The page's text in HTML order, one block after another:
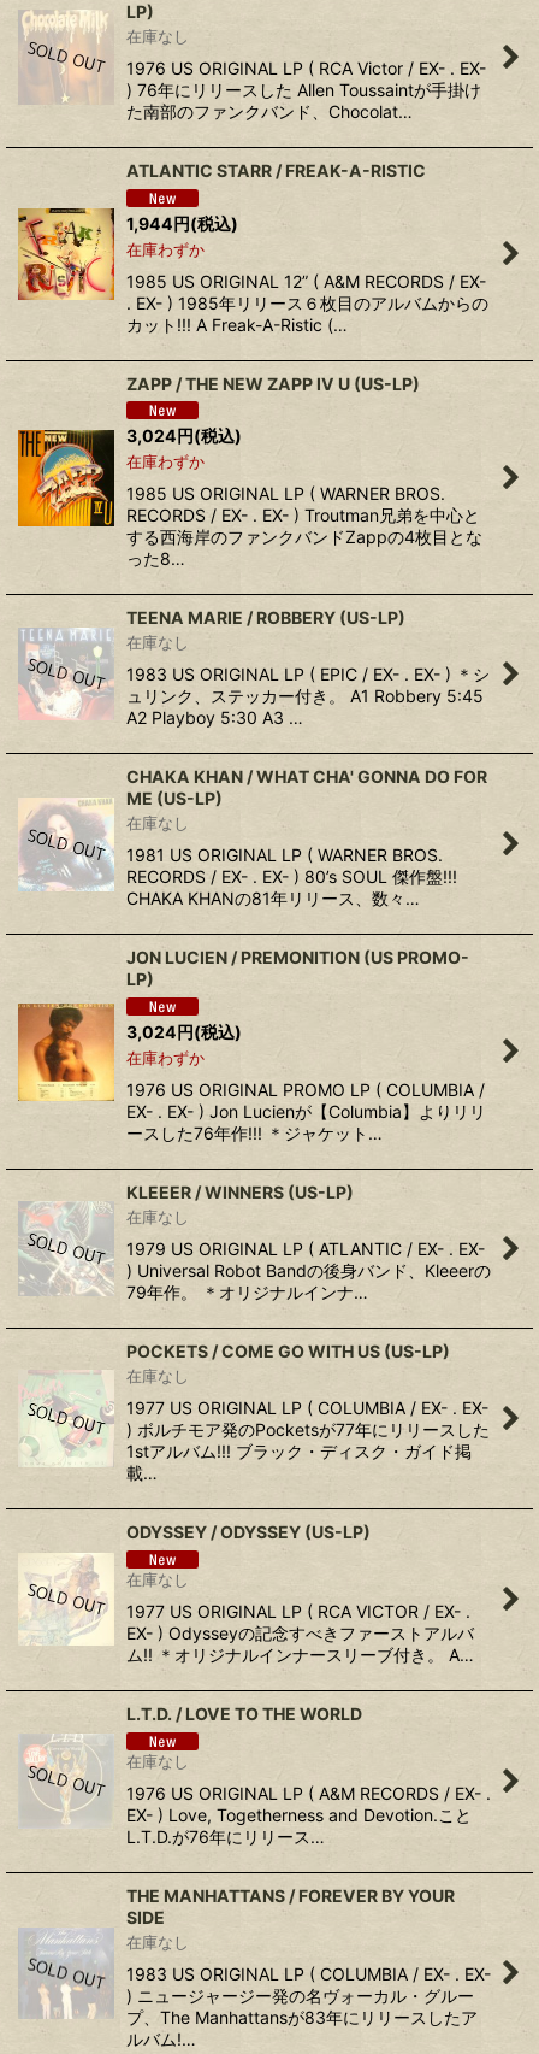
LP)
在庫なし
1976 US ORIGINAL LP ( RCA Victor / EX- . EX-
) 76年にリリースした Allen Toussaintが手掛け
た南部のファンクバンド、Chocolat…
ATLANTIC STARR ‎/ FREAK-A-RISTIC
1,944円(税込)
在庫わずか
1985 US ORIGINAL 12” ( A&M RECORDS / EX-
. EX- ) 1985年リリース６枚目のアルバムからの
カット!!! A Freak-A-Ristic (…
ZAPP ‎/ THE NEW ZAPP IV U (US-LP)
3,024 円(税込)
在庫わずか
1985 US ORIGINAL LP ( WARNER BROS.
RECORDS / EX- . EX- ) Troutman兄弟を中心と
する西海岸のファンクバンドZappの4枚目とな
った8…
TEENA MARIE ‎/ ROBBERY (US-LP)
在庫なし
1983 US ORIGINAL LP ( EPIC / EX- . EX- ) ＊シ
ュリンク、ステッカー付き。 A1 Robbery 5:45
A2 Playboy 5:30 A3 …
CHAKA KHAN ‎/ WHAT CHA' GONNA DO FOR
ME (US-LP)
在庫なし
1981 US ORIGINAL LP ( WARNER BROS.
RECORDS / EX- . EX- ) 80’s SOUL 傑作盤!!!
CHAKA KHANの81年リリース、数々…
JON LUCIEN ‎/ PREMONITION (US PROMO-
LP)
3,024円(税込)
在庫わずか
1976 US ORIGINAL PROMO LP ( COLUMBIA /
EX- . EX- ) Jon Lucienが【Columbia】よりリリ
ースした76年作!!! ＊ジャケット…
KLEEER / WINNERS (US-LP)
在庫なし
1979 US ORIGINAL LP ( ATLANTIC / EX- . EX-
) Universal Robot Bandの後身バンド、Kleeerの
79年作。 ＊オリジナルインナ…
POCKETS / COME GO WITH US (US-LP)
在庫なし
1977 US ORIGINAL LP ( COLUMBIA / EX- . EX-
) ボルチモア発のPocketsが77年にリリースした
1stアルバム!!! ブラック・ディスク・ガイド掲
載…
ODYSSEY / ODYSSEY (US-LP)
在庫なし
1977 US ORIGINAL LP ( RCA VICTOR / EX- .
EX- ) Odysseyの記念すべきファーストアルバ
ム!! ＊オリジナルインナースリーブ付き。 A…
L.T.D. ‎/ LOVE TO THE WORLD
在庫なし
1976 US ORIGINAL LP ( A&M RECORDS / EX- .
EX- ) Love, Togetherness and Devotion.こと
L.T.D.が76年にリリース…
THE MANHATTANS / FOREVER BY YOUR
SIDE
在庫なし
1983 US ORIGINAL LP ( COLUMBIA / EX- . EX-
) ニュージャージー発の名ヴォーカル・グルー
プ、The Manhattansが83年にリリースしたア
ルバム!…